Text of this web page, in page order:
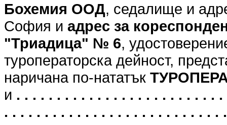
Бохемия ООД, седалище и
София и адрес за
"Триадица" № 6,
туроператорска дейност,
наричана по-нататък
и . . . . . . . . . . . . . . . . . . . . . . . . . .
. . . . . . . . . . . . . . . . . . . . . . . . . . .